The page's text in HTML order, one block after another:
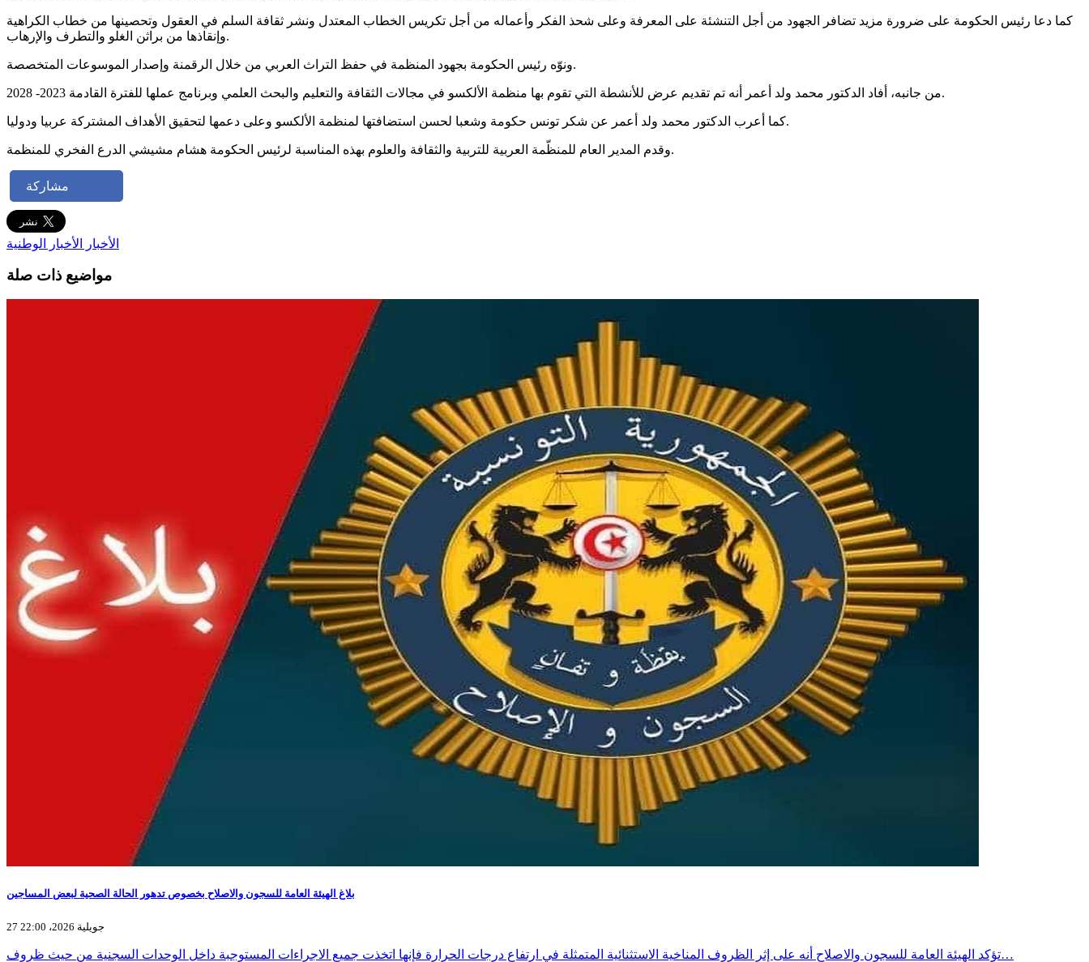
كما دعا رئيس الحكومة على ضرورة مزيد تضافر الجهود من أجل التنشئة على المعرفة وعلى شحذ الفكر وأعماله من أجل تكريس الخطاب المعتدل ونشر ثقافة السلم في العقول وتحصينها من خطاب الكراهية
وإنقاذها من براثن الغلو والتطرف والإرهاب.
ونوّه رئيس الحكومة بجهود المنظمة في حفظ التراث العربي من خلال الرقمنة وإصدار الموسوعات المتخصصة.
من جانبه، أفاد الدكتور محمد ولد أعمر أنه تم تقديم عرض للأنشطة التي تقوم بها منظمة الألكسو في مجالات الثقافة والتعليم والبحث العلمي وبرنامج عملها للفترة القادمة 2023- 2028.
كما أعرب الدكتور محمد ولد أعمر عن شكر تونس حكومة وشعبا لحسن استضافتها لمنظمة الألكسو وعلى دعمها لتحقيق الأهداف المشتركة عربيا ودوليا.
وقدم المدير العام للمنظّمة العربية للتربية والثقافة والعلوم بهذه المناسبة لرئيس الحكومة هشام مشيشي الدرع الفخري للمنظمة.
مشاركة
الأخبار الأخبار الوطنية
مواضيع ذات صلة
بلاغ الهيئة العامة للسجون والاصلاح بخصوص تدهور الحالة الصحية لبعض المساجين
27 جويلية 2026، 22:00
تؤكد الهيئة العامة للسجون والاصلاح أنه على إثر الظروف المناخية الاستثنائية المتمثلة في ارتفاع درجات الحرارة فإنها اتخذت جميع الاجراءات المستوجبة داخل الوحدات السجنية من حيث ظروف…